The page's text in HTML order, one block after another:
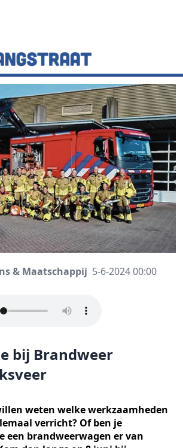
& Maatschappij 5-6-2024 00:00
bij Brandweer
weten welke werkzaamheden
verricht? Of ben je
een brandweerwagen er van